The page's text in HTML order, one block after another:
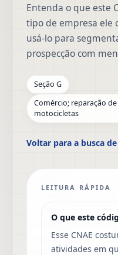
Entenda o que este
tipo de empresa ele
usá-lo para
prospecção com
Seção G
Comércio; reparação
motocicletas
Voltar para a busca de
LEITURA RÁPIDA
O que este
Esse CNAE
atividades em